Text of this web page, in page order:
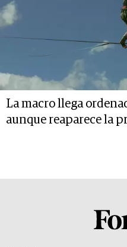
La macro llega
aunque reaparece la